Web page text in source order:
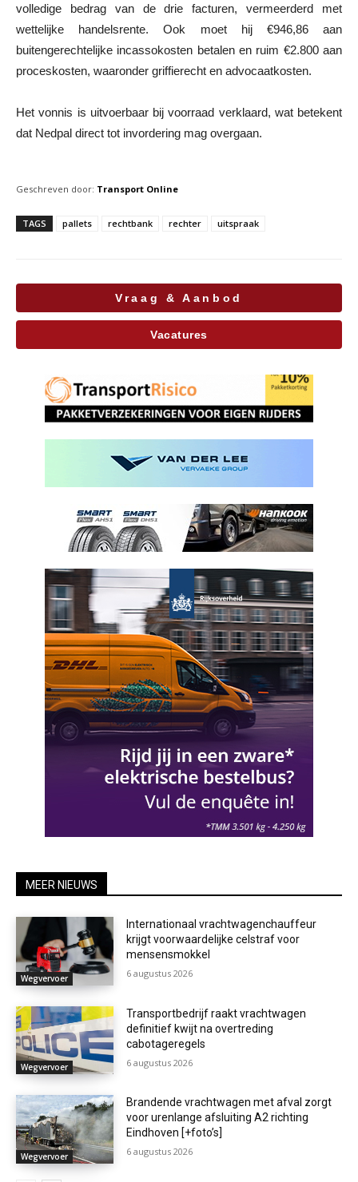
volledige bedrag van de drie facturen, vermeerderd met
wettelijke handelsrente. Ook moet hij €946,86 aan
buitengerechtelijke incassokosten betalen en ruim €2.800 aan
proceskosten, waaronder griffierecht en advocaatkosten.
Het vonnis is uitvoerbaar bij voorraad verklaard, wat betekent
dat Nedpal direct tot invordering mag overgaan.
Geschreven door: Transport Online
TAGS pallets rechtbank rechter uitspraak
Vraag & Aanbod
Vacatures
MEER NIEUWS
Wegvervoer
Internationaal vrachtwagenchauffeur
krijgt voorwaardelijke celstraf voor
mensensmokkel
6 augustus 2026
Wegvervoer
Transportbedrijf raakt vrachtwagen
definitief kwijt na overtreding
cabotageregels
6 augustus 2026
Wegvervoer
Brandende vrachtwagen met afval zorgt
voor urenlange afsluiting A2 richting
Eindhoven [+foto’s]
6 augustus 2026